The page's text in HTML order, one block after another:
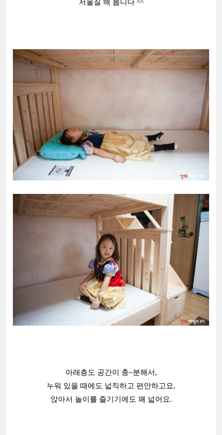
저울질 해 봅니다 ^^
아래층도 공간이 충~분해서,
누워 있을 때에도 넓직하고 편안하고요,
앉아서 놀이를 즐기기에도 꽤 넓어요.